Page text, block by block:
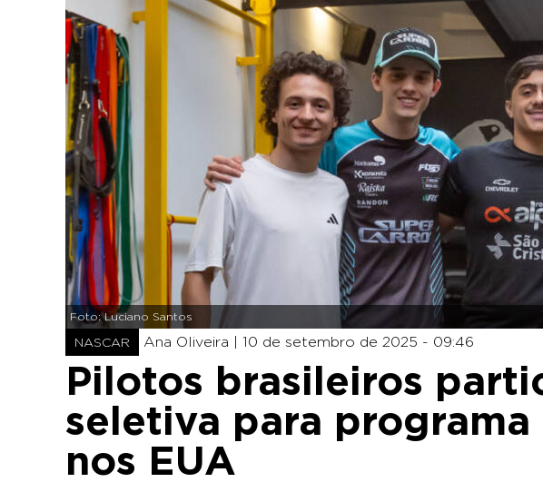
Foto: Luciano Santos
NASCAR Ana Oliveira | 10 de setembro de 2025 - 09:46
Pilotos brasileiros
seletiva para programa
nos EUA